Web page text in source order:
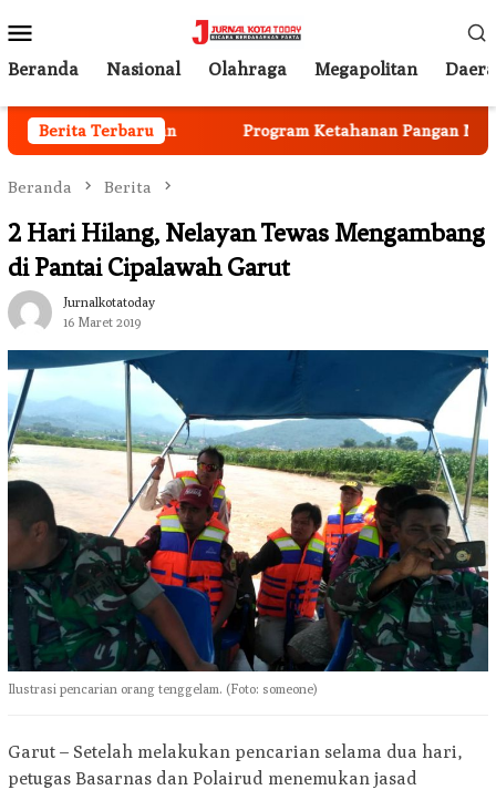
ke
kontenMobile
Beranda Nasional Olahraga Megapolitan
Berita Terbaru
Mulai Berjalan Program Ketahanan Pangan
Beranda Berita
2 Hari Hilang, Nelayan Tewas Mengambang
di Pantai Cipalawah Garut
Jurnalkotatoday
16 Maret 2019
Ilustrasi pencarian orang tenggelam. (Foto: someone)
Garut – Setelah melakukan pencarian selama dua hari,
petugas Basarnas dan Polairud menemukan jasad